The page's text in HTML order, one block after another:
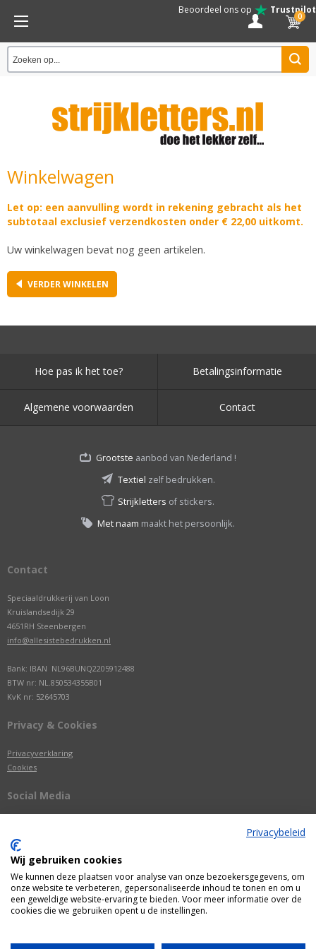
Beoordeel ons op Trustpilot
0
Winkelwagen
Let op: een aanvulling wordt in rekening gebracht als het
subtotaal exclusief verzendkosten onder € 22,00 uitkomt.
Uw winkelwagen bevat nog geen artikelen.
VERDER WINKELEN
Hoe pas ik het toe? Betalingsinformatie
Algemene voorwaarden Contact
Grootste aanbod van Nederland !
Textiel zelf bedrukken.
Strijkletters of stickers.
Met naam maakt het persoonlijk.
Contact
Speciaaldrukkerij van Loon
Kruislandsedijk 29
4651RH Steenbergen
info@allesistebedrukken.nl
Bank: IBAN NL96BUNQ2205912488
BTW nr: NL.850534355B01
KvK nr: 52645703
Privacy & Cookies
Privacyverklaring
Cookies
Social Media
Privacybeleid
Wij gebruiken cookies
We kunnen deze plaatsen voor analyse van onze bezoekersgegevens, om
onze website te verbeteren, gepersonaliseerde inhoud te tonen en om u
een geweldige website-ervaring te bieden. Voor meer informatie over de
cookies die we gebruiken opent u de instellingen.